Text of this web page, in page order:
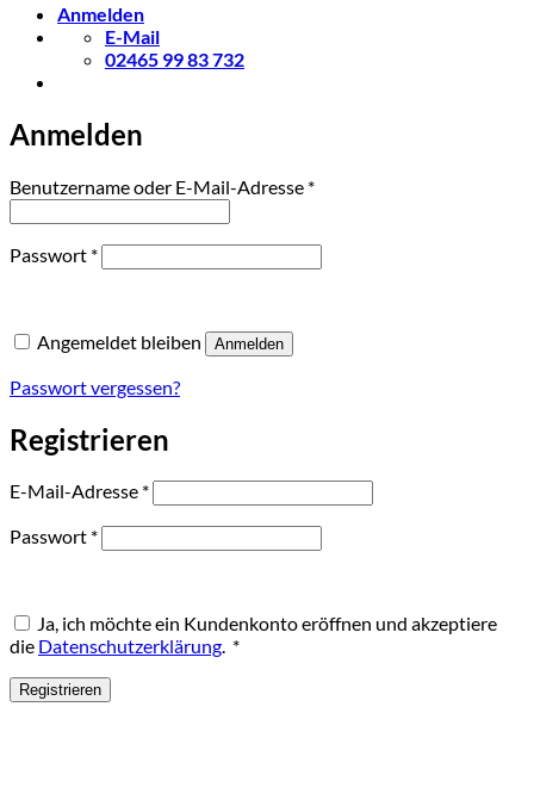
Anmelden
E-Mail
02465 99 83 732
Anmelden
Benutzername oder E-Mail-Adresse *Erforderlich
Passwort *Erforderlich
Angemeldet bleiben Anmelden
Passwort vergessen?
Registrieren
E-Mail-Adresse *Erforderlich
Passwort *Erforderlich
Ja, ich möchte ein Kundenkonto eröffnen und akzeptiere
die Datenschutzerklärung. *Erforderlich
Registrieren